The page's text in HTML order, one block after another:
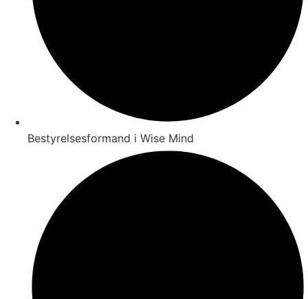
Bestyrelsesformand i Wise Mind